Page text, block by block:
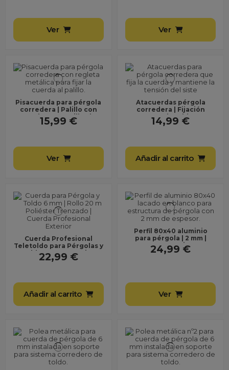
Ver Ver
Pisacuerda para pérgola
corredera | Palillo con
regleta y tornillos |
Sujeción cuerda...
15,99 €
Ver
Atacuerdas pérgola
corredera | Fijación
cuerda toldo
14,99 €
Añadir al carrito
Cuerda Profesional
Teletoldo para Pérgolas y
Toldos – Uso Exterior
Resistente a UV y...
22,99 €
Añadir al carrito
Perfil 80x40 aluminio
para pérgola | 2 mm |
estructura resistente
exterior
24,99 €
Ver